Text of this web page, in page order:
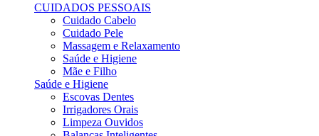
CUIDADOS PESSOAIS
Cuidado Cabelo
Cuidado Pele
Massagem e Relaxamento
Saúde e Higiene
Mãe e Filho
Saúde e Higiene
Escovas Dentes
Irrigadores Orais
Limpeza Ouvidos